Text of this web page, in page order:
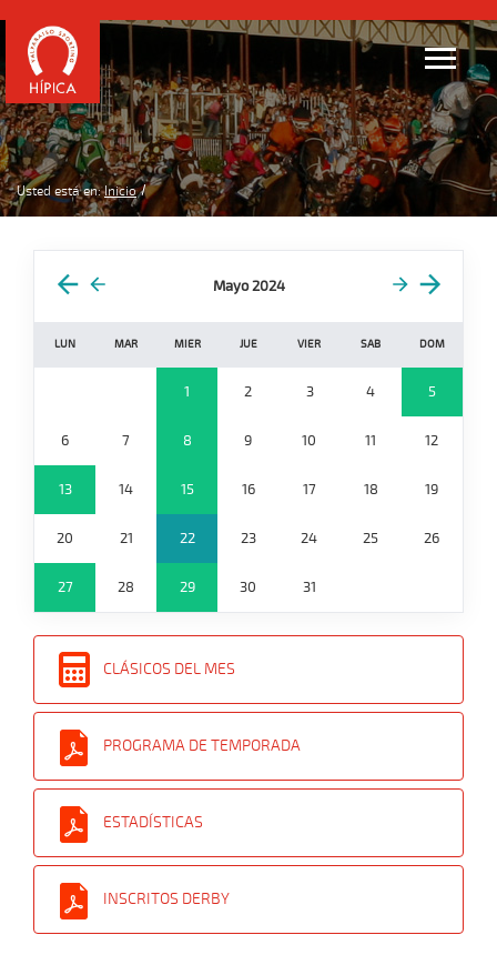
Usted está en: Inicio
Mayo 2024
LUN MAR MIER JUE VIER SAB DOM
1 2 3 4 5
6 7 8 9 10 11 12
13 14 15 16 17 18 19
20 21 22 23 24 25 26
27 28 29 30 31
CLÁSICOS DEL MES
PROGRAMA DE TEMPORADA
ESTADÍSTICAS
INSCRITOS DERBY